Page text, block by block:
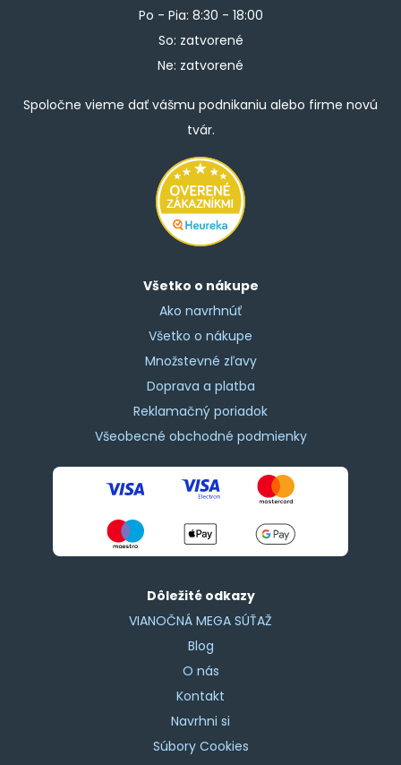
Po - Pia: 8:30 - 18:00
So: zatvorené
Ne: zatvorené
Spoločne vieme dať vášmu podnikaniu alebo firme novú
tvár.
Všetko o nákupe
Ako navrhnúť
Všetko o nákupe
Množstevné zľavy
Doprava a platba
Reklamačný poriadok
Všeobecné obchodné podmienky
Dôležité odkazy
VIANOČNÁ MEGA SÚŤAŽ
Blog
O nás
Kontakt
Navrhni si
Súbory Cookies